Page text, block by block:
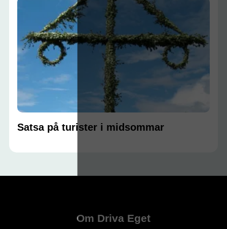
Satsa på turister i midsommar
Om Driva Eget